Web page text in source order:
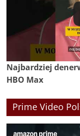
Najbardziej
HBO Max
Prime Video